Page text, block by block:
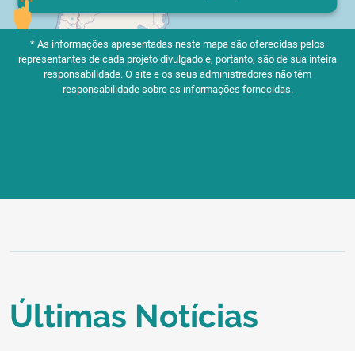
* As informações apresentadas neste mapa são oferecidas pelos
representantes de cada projeto divulgado e, portanto, são de sua inteira
responsabilidade. O site e os seus administradores não têm
responsabilidade sobre as informações fornecidas.
Últimas Notícias